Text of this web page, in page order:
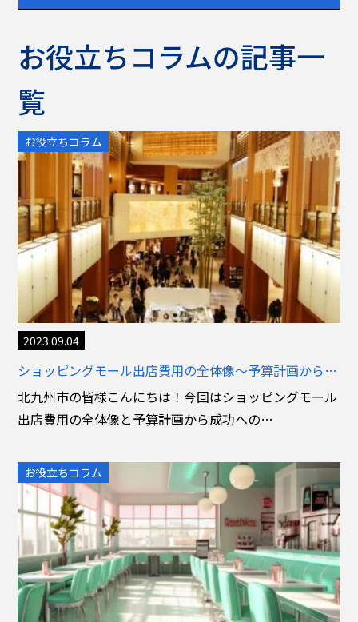
お役立ちコラムの記事一
覧
お役立ちコラム
2023.09.04
ショッピングモール出店費用の全体像～予算計画から成功への道～
北九州市の皆様こんにちは！今回はショッピングモール
出店費用の全体像と予算計画から成功への…
お役立ちコラム